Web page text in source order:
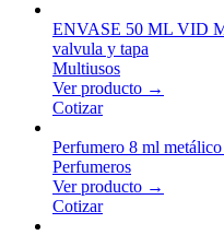
ENVASE 50 ML VID
valvula y tapa
Multiusos
Ver producto →
Cotizar
Perfumero 8 ml
Perfumeros
Ver producto →
Cotizar